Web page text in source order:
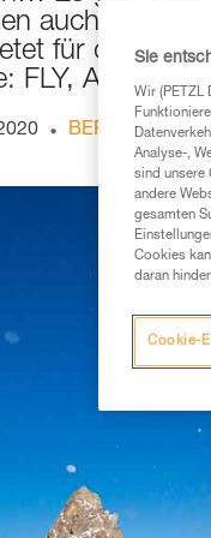
auch eine
für diese
FLY,
BERGSTEIGEN
Sie
Wir (PETZL
Analyse-,
sind unsere
andere
gesamten
Cookies
daran
Cookie-